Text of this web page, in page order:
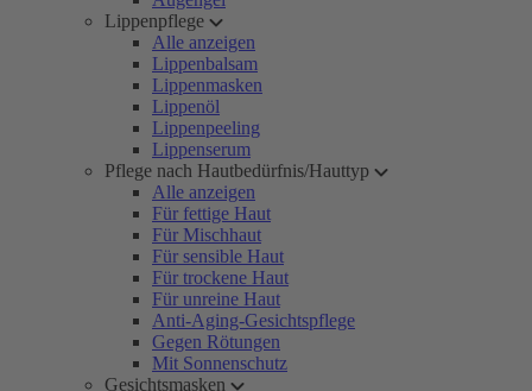
Lippenpflege
Alle anzeigen
Lippenbalsam
Lippenmasken
Lippenöl
Lippenpeeling
Lippenserum
Pflege nach Hautbedürfnis/Hauttyp
Alle anzeigen
Für fettige Haut
Für Mischhaut
Für sensible Haut
Für trockene Haut
Für unreine Haut
Anti-Aging-Gesichtspflege
Gegen Rötungen
Mit Sonnenschutz
Gesichtsmasken